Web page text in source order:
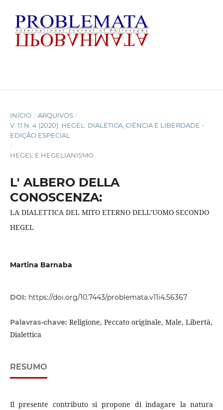
INÍCIO / ARQUIVOS /
V. 11 N. 4 (2020): HEGEL: DIALÉTICA, CIÊNCIA E LIBERDADE -
EDIÇÃO ESPECIAL
/
HEGEL E HEGELIANISMO
L' ALBERO DELLA
CONOSCENZA:
LA DIALETTICA DEL MITO ETERNO DELL’UOMO SECONDO
HEGEL
Martina Barnaba
DOI: https://doi.org/10.7443/problemata.v11i4.56367
Palavras-chave: Religione, Peccato originale, Male, Libertà,
Dialettica
RESUMO
Il presente contributo si propone di indagare la natura